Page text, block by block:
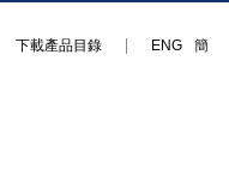
下載產品目錄 ENG 簡